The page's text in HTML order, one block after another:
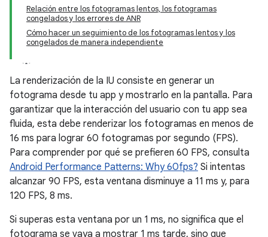
Relación entre los fotogramas lentos, los fotogramas
congelados y los errores de ANR
Cómo hacer un seguimiento de los fotogramas lentos y los
congelados de manera independiente
La renderización de la IU consiste en generar un
fotograma desde tu app y mostrarlo en la pantalla. Para
garantizar que la interacción del usuario con tu app sea
fluida, esta debe renderizar los fotogramas en menos de
16 ms para lograr 60 fotogramas por segundo (FPS).
Para comprender por qué se prefieren 60 FPS, consulta
Android Performance Patterns: Why 60fps? Si intentas
alcanzar 90 FPS, esta ventana disminuye a 11 ms y, para
120 FPS, 8 ms.
Si superas esta ventana por un 1 ms, no significa que el
fotograma se vaya a mostrar 1 ms tarde, sino que